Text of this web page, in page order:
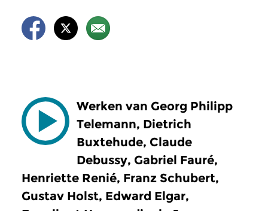
Werken van Georg Philipp
Telemann, Dietrich
Buxtehude, Claude
Debussy, Gabriel Fauré,
Henriette Renié, Franz Schubert,
Gustav Holst, Edward Elgar,